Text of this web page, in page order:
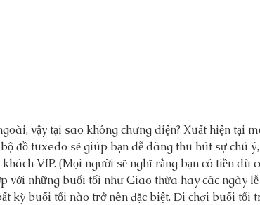
vậy tại sao không chưng diện? Xuất hiện tại
đồ tuxedo sẽ giúp bạn dễ dàng thu hút sự chú
VIP. (Mọi người sẽ nghĩ rằng bạn có tiền dù
với những buổi tối như Giao thừa hay các ngày
kỳ buổi tối nào trở nên đặc biệt. Đi chơi buổi tối